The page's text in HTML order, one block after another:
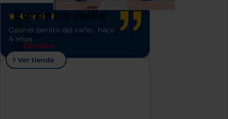
Gabriel Benito del caño . hace
4 años
Euronics Avila
Calle Rio Pisuerga, 14
05004 Ávila (Ávila)
Cerrado
Ver tienda